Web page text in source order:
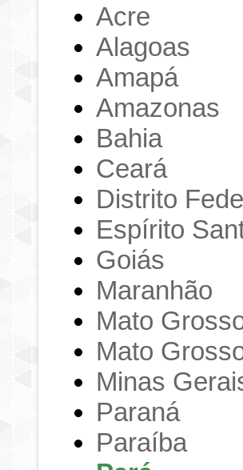
Acre
Alagoas
Amapá
Amazonas
Bahia
Ceará
Distrito
Espírito
Goiás
Maranhão
Mato
Mato
Minas
Paraná
Paraíba